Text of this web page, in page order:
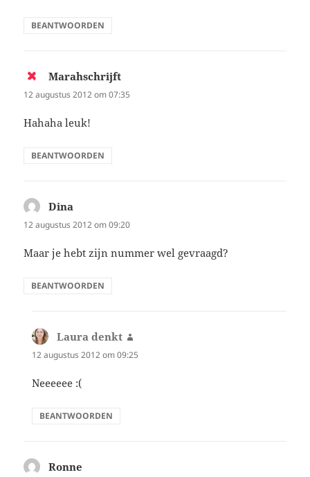
BEANTWOORDEN
Marahschrijft
12 augustus 2012 om 07:35
Hahaha leuk!
BEANTWOORDEN
Dina
12 augustus 2012 om 09:20
Maar je hebt zijn nummer wel gevraagd?
BEANTWOORDEN
Laura denkt
12 augustus 2012 om 09:25
Neeeeee :(
BEANTWOORDEN
Ronne